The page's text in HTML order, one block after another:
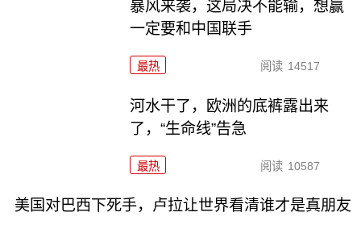
暴风来袭，这局决不能输，想赢
一定要和中国联手
最热 阅读 14517
河水干了，欧洲的底裤露出来
了，“生命线”告急
最热 阅读 10587
美国对巴西下死手，卢拉让世界看清谁才是真朋友